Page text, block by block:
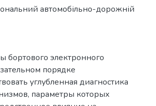
автомобільно-дорожній
бортового электронного
порядке
углубленная диагностика
параметры которых